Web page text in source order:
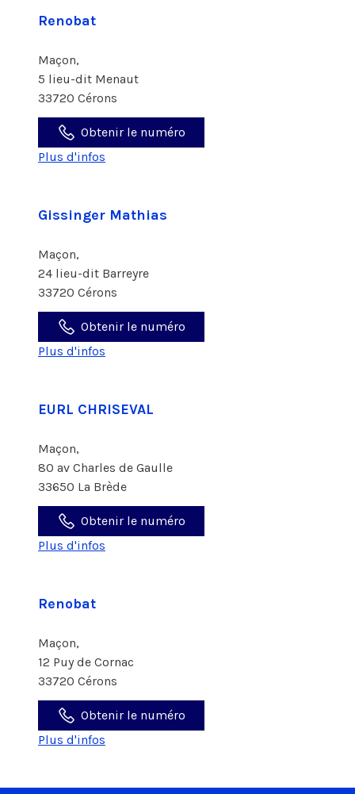
Renobat
Maçon,
5 lieu-dit Menaut
33720 Cérons
Obtenir le numéro
Plus d'infos
Gissinger Mathias
Maçon,
24 lieu-dit Barreyre
33720 Cérons
Obtenir le numéro
Plus d'infos
EURL CHRISEVAL
Maçon,
80 av Charles de Gaulle
33650 La Brède
Obtenir le numéro
Plus d'infos
Renobat
Maçon,
12 Puy de Cornac
33720 Cérons
Obtenir le numéro
Plus d'infos